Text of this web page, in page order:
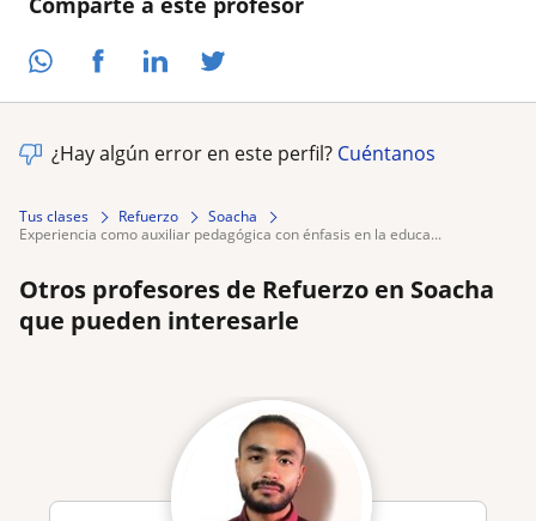
¿Hay algún error en este perfil? Cuéntanos
Tus clases Refuerzo
Soacha
experiencia como auxiliar pedagógica con énfasis en la educa...
Otros profesores de Refuerzo en Soacha
que pueden interesarle